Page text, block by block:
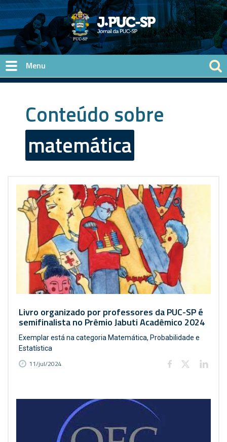
Pular para o conteúdo principal
Conteúdo sobre
matemática
Livro organizado por professores da PUC-SP é
semifinalista no Prêmio Jabuti Acadêmico 2024
Exemplar está na categoria Matemática, Probabilidade e
Estatística
11/jul/2024